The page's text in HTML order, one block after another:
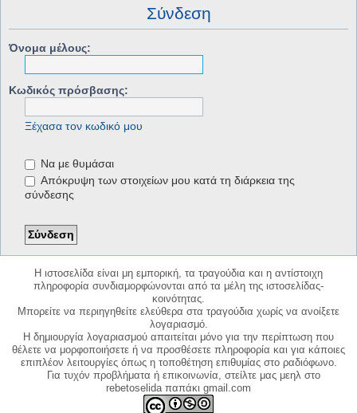
Σύνδεση
Όνομα μέλους:
Κωδικός πρόσβασης:
Ξέχασα τον κωδικό μου
Να με θυμάσαι
Απόκρυψη των στοιχείων μου κατά τη διάρκεια της
σύνδεσης
Η ιστοσελίδα είναι μη εμπορική, τα τραγούδια και η αντίστοιχη
πληροφορία συνδιαμορφώνονται από τα μέλη της ιστοσελίδας-
κοινότητας.
Μπορείτε να περιηγηθείτε ελεύθερα στα τραγούδια χωρίς να ανοίξετε
λογαριασμό.
Η δημιουργία λογαριασμού απαιτείται μόνο για την περίπτωση που
θέλετε να μορφοποιήσετε ή να προσθέσετε πληροφορία και για κάποιες
επιπλέον λειτουργίες όπως η τοποθέτηση επιθυμίας στο ραδιόφωνο.
Για τυχόν προβλήματα ή επικοινωνία, στείλτε μας μεηλ στο
rebetoselida παπάκι gmail.com